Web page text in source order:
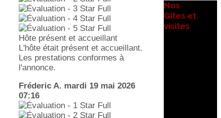
Hôte présent et accueillant
L'hôte était présent et accueillant.
Les prestations conformes à
l'annonce.
Fréderic A. mardi 19 mai 2026
07:16
Nos
Gîtes et
visites